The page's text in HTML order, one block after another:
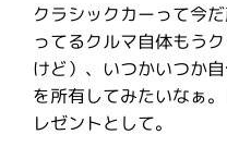
クラシックカーって今
ってるクルマ自体もう
けど）、いつかいつか
を所有してみたいなぁ
レゼントとして。